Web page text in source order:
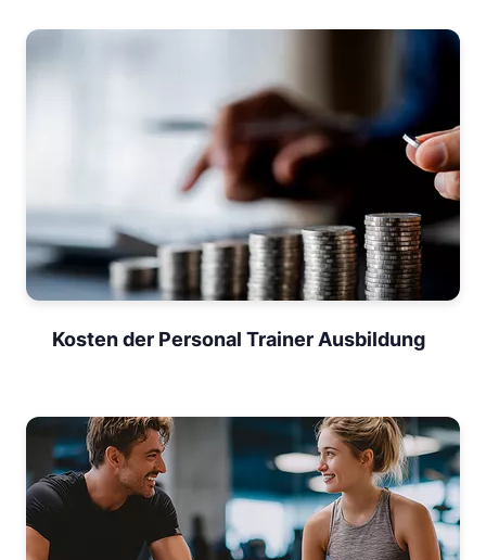
Kosten der Personal Trainer Ausbildung